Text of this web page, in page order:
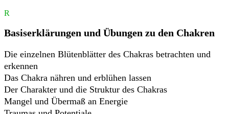
R
Basiserklärungen und Übungen zu den Chakren
Die einzelnen Blütenblätter des Chakras betrachten und
erkennen
Das Chakra nähren und erblühen lassen
Der Charakter und die Struktur des Chakras
Mangel und Übermaß an Energie